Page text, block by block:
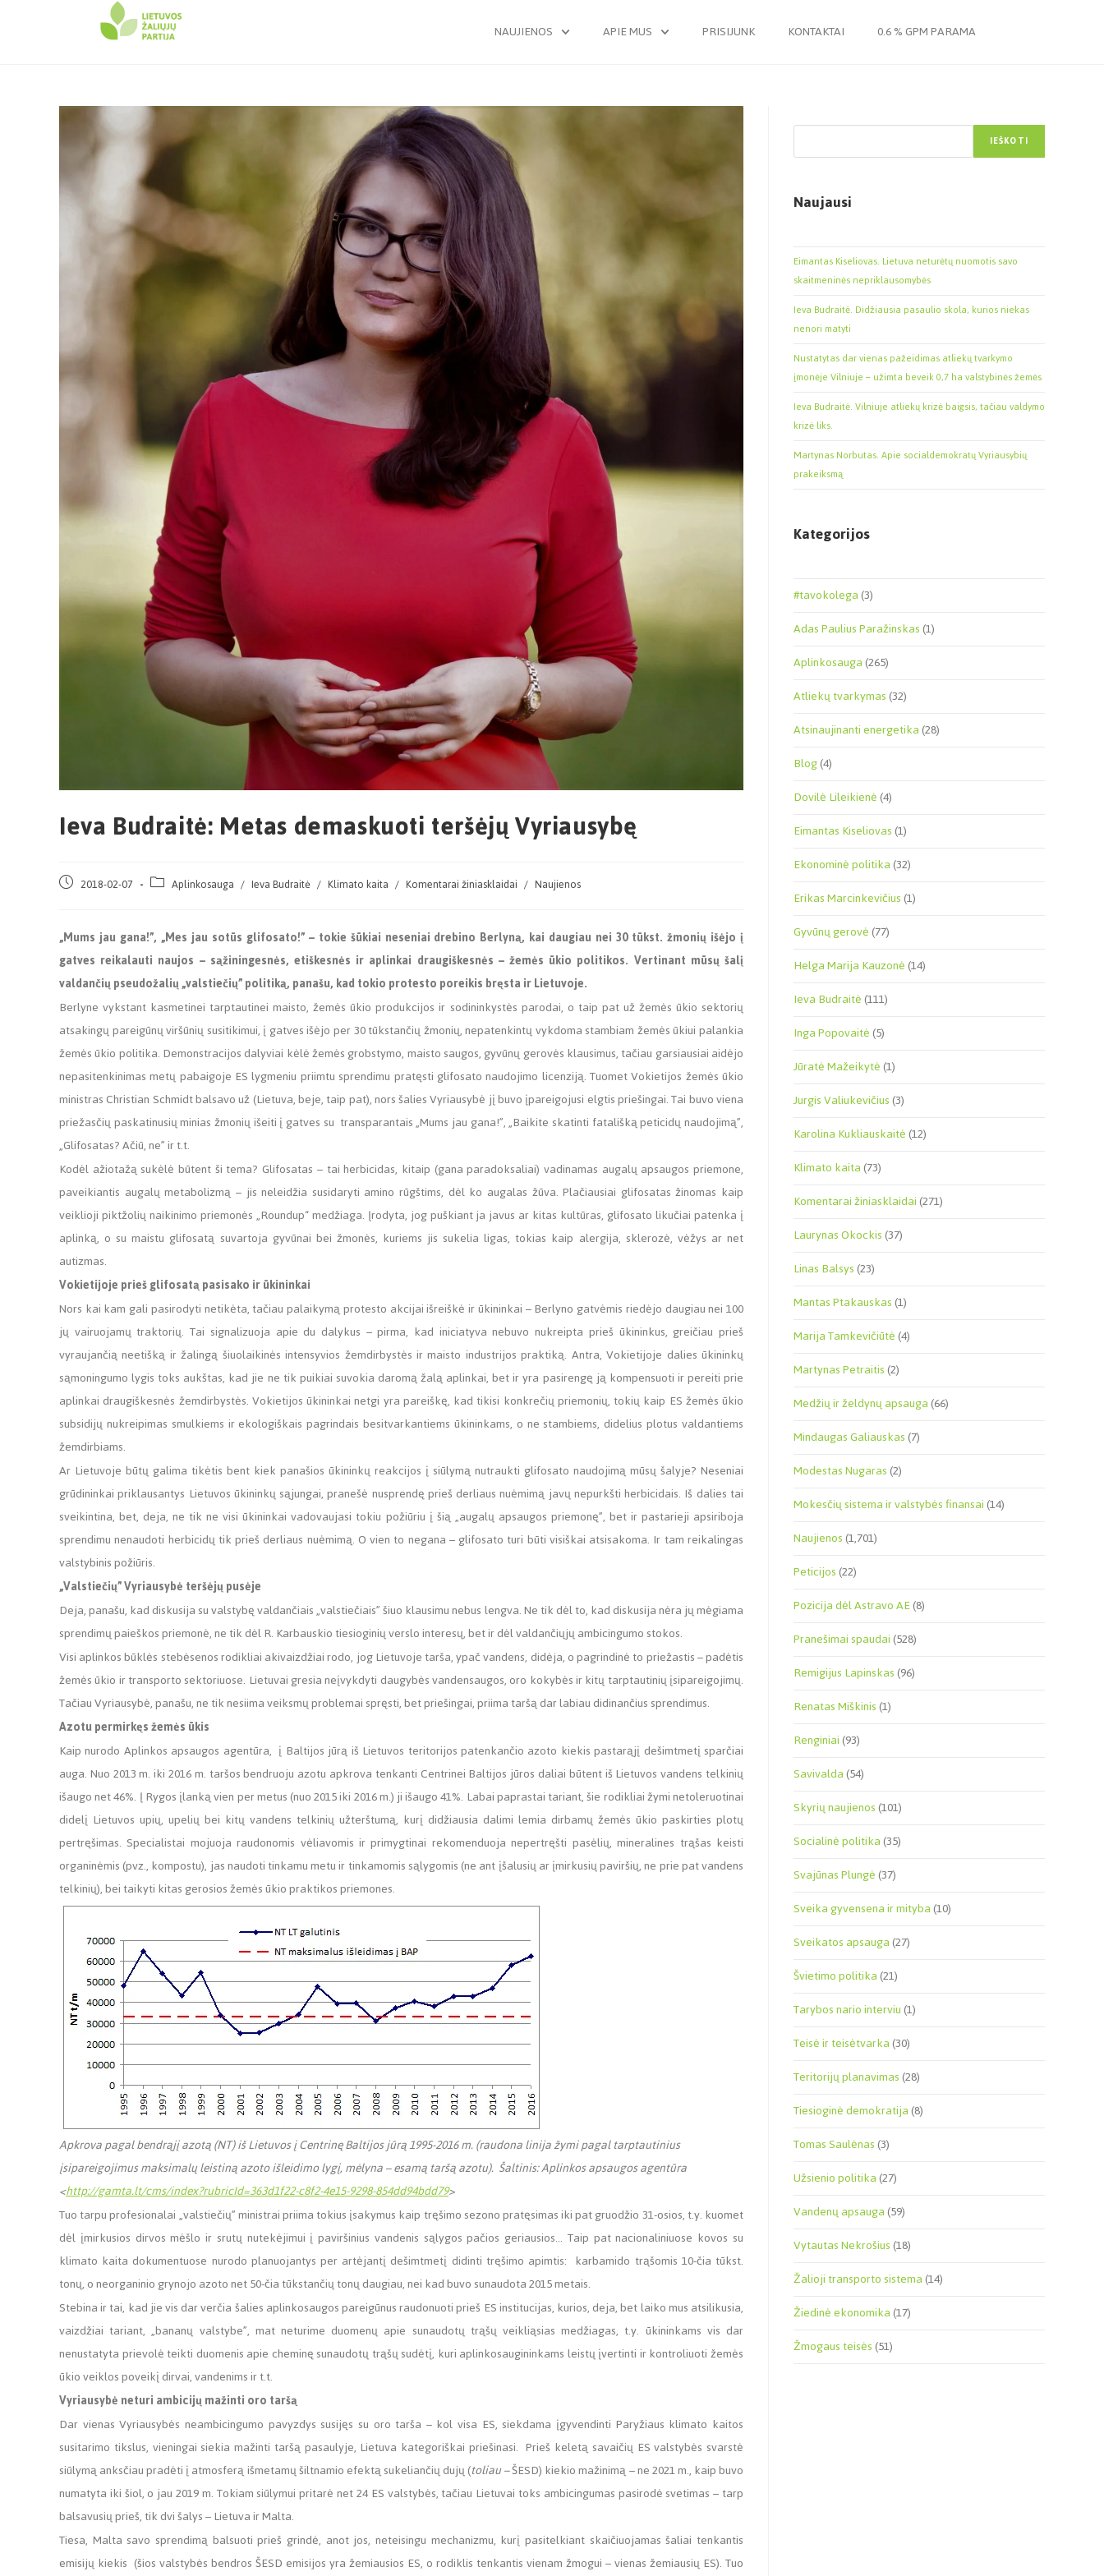
NAUJIENOS APIE MUS PRISIJUNK KONTAKTAI 0.6 % GPM PARAMA
Ieva Budraitė: Metas demaskuoti teršėjų Vyriausybę
2018-02-07 Aplinkosauga / Ieva Budraitė / Klimato kaita / Komentarai žiniasklaidai / Naujienos
„Mums jau gana!”, „Mes jau sotūs glifosato!” – tokie šūkiai neseniai drebino Berlyną, kai daugiau nei 30 tūkst. žmonių išėjo į
gatves reikalauti naujos – sąžiningesnės, etiškesnės ir aplinkai draugiškesnės – žemės ūkio politikos. Vertinant mūsų šalį
valdančių pseudožalių „valstiečių” politiką, panašu, kad tokio protesto poreikis bręsta ir Lietuvoje.
Berlyne vykstant kasmetinei tarptautinei maisto, žemės ūkio produkcijos ir sodininkystės parodai, o taip pat už žemės ūkio sektorių
atsakingų pareigūnų viršūnių susitikimui, į gatves išėjo per 30 tūkstančių žmonių, nepatenkintų vykdoma stambiam žemės ūkiui palankia
žemės ūkio politika. Demonstracijos dalyviai kėlė žemės grobstymo, maisto saugos, gyvūnų gerovės klausimus, tačiau garsiausiai aidėjo
nepasitenkinimas metų pabaigoje ES lygmeniu priimtu sprendimu pratęsti glifosato naudojimo licenziją. Tuomet Vokietijos žemės ūkio
ministras Christian Schmidt balsavo už (Lietuva, beje, taip pat), nors šalies Vyriausybė jį buvo įpareigojusi elgtis priešingai. Tai buvo viena
priežasčių paskatinusių minias žmonių išeiti į gatves su transparantais „Mums jau gana!”, „Baikite skatinti fatališką peticidų naudojimą”,
„Glifosatas? Ačiū, ne” ir t.t.
Kodėl ažiotažą sukėlė būtent ši tema? Glifosatas – tai herbicidas, kitaip (gana paradoksaliai) vadinamas augalų apsaugos priemone,
paveikiantis augalų metabolizmą – jis neleidžia susidaryti amino rūgštims, dėl ko augalas žūva. Plačiausiai glifosatas žinomas kaip
veiklioji piktžolių naikinimo priemonės „Roundup“ medžiaga. Įrodyta, jog puškiant ja javus ar kitas kultūras, glifosato likučiai patenka į
aplinką, o su maistu glifosatą suvartoja gyvūnai bei žmonės, kuriems jis sukelia ligas, tokias kaip alergija, sklerozė, vėžys ar net
autizmas.
Vokietijoje prieš glifosatą pasisako ir ūkininkai
Nors kai kam gali pasirodyti netikėta, tačiau palaikymą protesto akcijai išreiškė ir ūkininkai – Berlyno gatvėmis riedėjo daugiau nei 100
jų vairuojamų traktorių. Tai signalizuoja apie du dalykus – pirma, kad iniciatyva nebuvo nukreipta prieš ūkininkus, greičiau prieš
vyraujančią neetišką ir žalingą šiuolaikinės intensyvios žemdirbystės ir maisto industrijos praktiką. Antra, Vokietijoje dalies ūkininkų
sąmoningumo lygis toks aukštas, kad jie ne tik puikiai suvokia daromą žalą aplinkai, bet ir yra pasirengę ją kompensuoti ir pereiti prie
aplinkai draugiškesnės žemdirbystės. Vokietijos ūkininkai netgi yra pareiškę, kad tikisi konkrečių priemonių, tokių kaip ES žemės ūkio
subsidijų nukreipimas smulkiems ir ekologiškais pagrindais besitvarkantiems ūkininkams, o ne stambiems, didelius plotus valdantiems
žemdirbiams.
Ar Lietuvoje būtų galima tikėtis bent kiek panašios ūkininkų reakcijos į siūlymą nutraukti glifosato naudojimą mūsų šalyje? Neseniai
grūdininkai priklausantys Lietuvos ūkininkų sąjungai, pranešė nusprendę prieš derliaus nuėmimą javų nepurkšti herbicidais. Iš dalies tai
sveikintina, bet, deja, ne tik ne visi ūkininkai vadovaujasi tokiu požiūriu į šią „augalų apsaugos priemonę”, bet ir pastarieji apsiriboja
sprendimu nenaudoti herbicidų tik prieš derliaus nuėmimą. O vien to negana – glifosato turi būti visiškai atsisakoma. Ir tam reikalingas
valstybinis požiūris.
„Valstiečių” Vyriausybė teršėjų pusėje
Deja, panašu, kad diskusija su valstybę valdančiais „valstiečiais” šiuo klausimu nebus lengva. Ne tik dėl to, kad diskusija nėra jų mėgiama
sprendimų paieškos priemonė, ne tik dėl R. Karbauskio tiesioginių verslo interesų, bet ir dėl valdančiųjų ambicingumo stokos.
Visi aplinkos būklės stebėsenos rodikliai akivaizdžiai rodo, jog Lietuvoje tarša, ypač vandens, didėja, o pagrindinė to priežastis – padėtis
žemės ūkio ir transporto sektoriuose. Lietuvai gresia neįvykdyti daugybės vandensaugos, oro kokybės ir kitų tarptautinių įsipareigojimų.
Tačiau Vyriausybė, panašu, ne tik nesiima veiksmų problemai spręsti, bet priešingai, priima taršą dar labiau didinančius sprendimus.
Azotu permirkęs žemės ūkis
Kaip nurodo Aplinkos apsaugos agentūra, į Baltijos jūrą iš Lietuvos teritorijos patenkančio azoto kiekis pastarąjį dešimtmetį sparčiai
auga. Nuo 2013 m. iki 2016 m. taršos bendruoju azotu apkrova tenkanti Centrinei Baltijos jūros daliai būtent iš Lietuvos vandens telkinių
išaugo net 46%. Į Rygos įlanką vien per metus (nuo 2015 iki 2016 m.) ji išaugo 41%. Labai paprastai tariant, šie rodikliai žymi netoleruotinai
didelį Lietuvos upių, upelių bei kitų vandens telkinių užterštumą, kurį didžiausia dalimi lemia dirbamų žemės ūkio paskirties plotų
pertręšimas. Specialistai mojuoja raudonomis vėliavomis ir primygtinai rekomenduoja nepertręšti pasėlių, mineralines trąšas keisti
organinėmis (pvz., kompostu), jas naudoti tinkamu metu ir tinkamomis sąlygomis (ne ant įšalusių ar įmirkusių paviršių, ne prie pat vandens
telkinių), bei taikyti kitas gerosios žemės ūkio praktikos priemones.
Apkrova pagal bendrąjį azotą (NT) iš Lietuvos į Centrinę Baltijos jūrą 1995-2016 m. (raudona linija žymi pagal tarptautinius
įsipareigojimus maksimalų leistiną azoto išleidimo lygį, mėlyna – esamą taršą azotu). Šaltinis: Aplinkos apsaugos agentūra
<http://gamta.lt/cms/index?rubricId=363d1f22-c8f2-4e15-9298-854dd94bdd79>
Tuo tarpu profesionalai „valstiečių” ministrai priima tokius įsakymus kaip tręšimo sezono pratęsimas iki pat gruodžio 31-osios, t.y. kuomet
dėl įmirkusios dirvos mėšlo ir srutų nutekėjimui į paviršinius vandenis sąlygos pačios geriausios… Taip pat nacionaliniuose kovos su
klimato kaita dokumentuose nurodo planuojantys per artėjantį dešimtmetį didinti tręšimo apimtis: karbamido trąšomis 10-čia tūkst.
tonų, o neorganinio grynojo azoto net 50-čia tūkstančių tonų daugiau, nei kad buvo sunaudota 2015 metais.
Stebina ir tai, kad jie vis dar verčia šalies aplinkosaugos pareigūnus raudonuoti prieš ES institucijas, kurios, deja, bet laiko mus atsilikusia,
vaizdžiai tariant, „bananų valstybe”, mat neturime duomenų apie sunaudotų trąšų veikliąsias medžiagas, t.y. ūkininkams vis dar
nenustatyta prievolė teikti duomenis apie cheminę sunaudotų trąšų sudėtį, kuri aplinkosaugininkams leistų įvertinti ir kontroliuoti žemės
ūkio veiklos poveikį dirvai, vandenims ir t.t.
Vyriausybė neturi ambicijų mažinti oro taršą
Dar vienas Vyriausybės neambicingumo pavyzdys susijęs su oro tarša – kol visa ES, siekdama įgyvendinti Paryžiaus klimato kaitos
susitarimo tikslus, vieningai siekia mažinti taršą pasaulyje, Lietuva kategoriškai priešinasi. Prieš keletą savaičių ES valstybės svarstė
siūlymą anksčiau pradėti į atmosferą išmetamų šiltnamio efektą sukeliančių dujų (toliau –ŠESD) kiekio mažinimą – ne 2021 m., kaip buvo
numatyta iki šiol, o jau 2019 m. Tokiam siūlymui pritarė net 24 ES valstybės, tačiau Lietuvai toks ambicingumas pasirodė svetimas – tarp
balsavusių prieš, tik dvi šalys – Lietuva ir Malta.
Tiesa, Malta savo sprendimą balsuoti prieš grindė, anot jos, neteisingu mechanizmu, kurį pasitelkiant skaičiuojamas šaliai tenkantis
emisijų kiekis (šios valstybės bendros ŠESD emisijos yra žemiausios ES, o rodiklis tenkantis vienam žmogui – vienas žemiausių ES). Tuo
IEŠKOTI
Naujausi
Eimantas Kiseliovas. Lietuva neturėtų nuomotis savo
skaitmeninės nepriklausomybės
Ieva Budraitė. Didžiausia pasaulio skola, kurios niekas
nenori matyti
Nustatytas dar vienas pažeidimas atliekų tvarkymo
įmonėje Vilniuje – užimta beveik 0,7 ha valstybinės žemės
Ieva Budraitė. Vilniuje atliekų krizė baigsis, tačiau valdymo
krizė liks.
Martynas Norbutas. Apie socialdemokratų Vyriausybių
prakeiksmą
Kategorijos
#tavokolega(3)
Adas Paulius Paražinskas(1)
Aplinkosauga(265)
Atliekų tvarkymas(32)
Atsinaujinanti energetika(28)
Blog(4)
Dovilė Lileikienė(4)
Eimantas Kiseliovas(1)
Ekonominė politika(32)
Erikas Marcinkevičius(1)
Gyvūnų gerovė(77)
Helga Marija Kauzonė(14)
Ieva Budraitė(111)
Inga Popovaitė(5)
Jūratė Mažeikytė(1)
Jurgis Valiukevičius(3)
Karolina Kukliauskaitė(12)
Klimato kaita(73)
Komentarai žiniasklaidai(271)
Laurynas Okockis(37)
Linas Balsys(23)
Mantas Ptakauskas(1)
Marija Tamkevičiūtė(4)
Martynas Petraitis(2)
Medžių ir želdynų apsauga(66)
Mindaugas Galiauskas(7)
Modestas Nugaras(2)
Mokesčių sistema ir valstybės finansai(14)
Naujienos(1,701)
Peticijos(22)
Pozicija dėl Astravo AE(8)
Pranešimai spaudai(528)
Remigijus Lapinskas(96)
Renatas Miškinis(1)
Renginiai(93)
Savivalda(54)
Skyrių naujienos(101)
Socialinė politika(35)
Svajūnas Plungė(37)
Sveika gyvensena ir mityba(10)
Sveikatos apsauga(27)
Švietimo politika(21)
Tarybos nario interviu(1)
Teisė ir teisėtvarka(30)
Teritorijų planavimas(28)
Tiesioginė demokratija(8)
Tomas Saulėnas(3)
Užsienio politika(27)
Vandenų apsauga(59)
Vytautas Nekrošius(18)
Žalioji transporto sistema(14)
Žiedinė ekonomika(17)
Žmogaus teisės(51)